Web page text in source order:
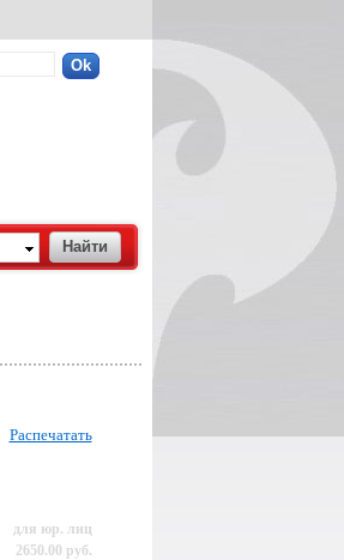
Распечатать
для юр. лиц
2650.00 руб.